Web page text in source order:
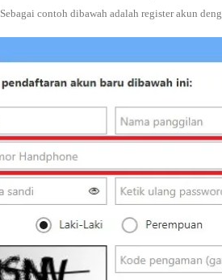
. Sebagai contoh dibawah adalah register akun